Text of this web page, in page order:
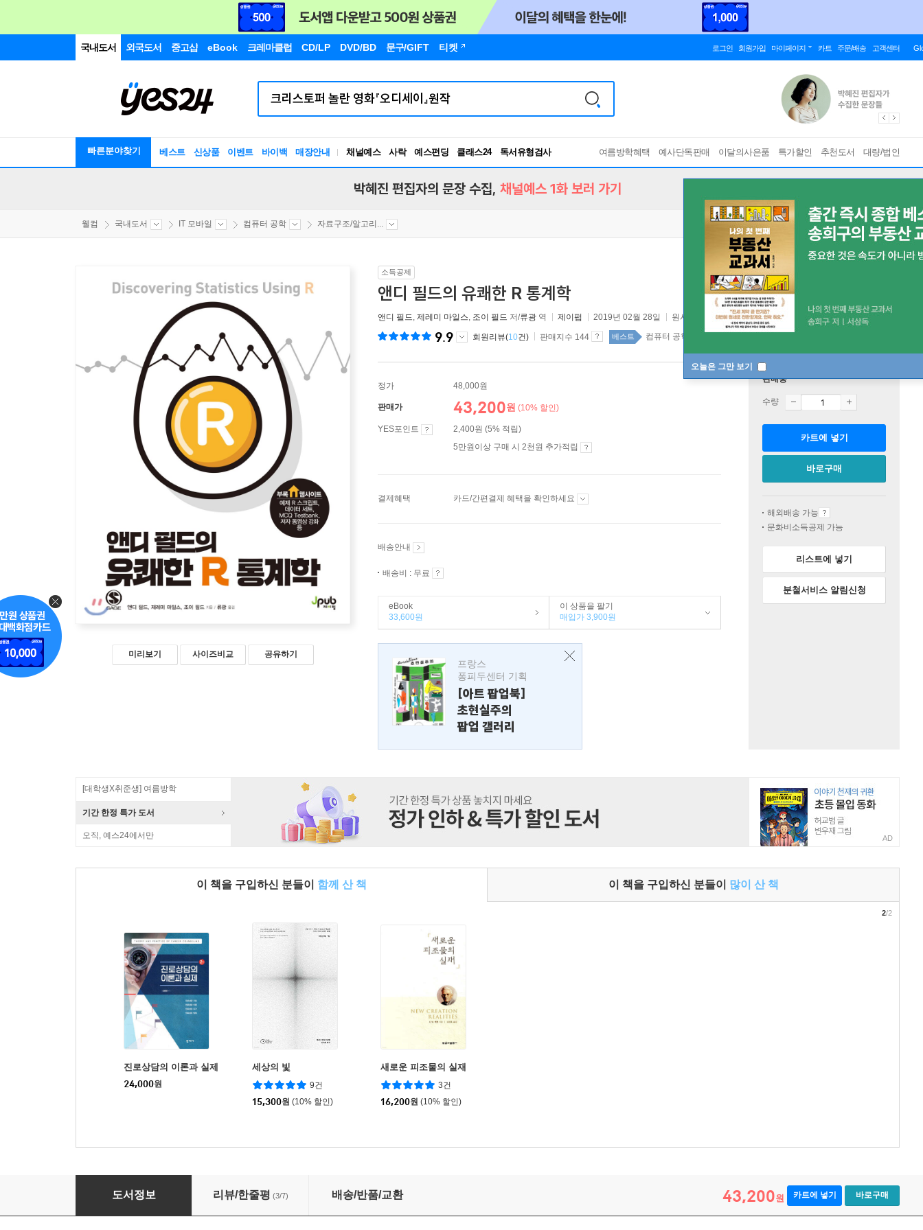
국내도서 외국도서 중고샵 eBook 크레마클럽 CD/LP DVD/BD 문구/GIFT 티켓 로그인 회원가입 마이페이지 카트 주문/배송 고객센터
빠른분야찾기 베스트 신상품 이벤트 바이백 매장안내 채널예스 사락 예스펀딩 클래스24
독서유형검사
RBTI Lab
여름방학혜택 예사단독판매 이달의사은품 특가할인 추천도서 대량/법인
오늘은 그만 보기
박혜진 편집자의 문장 수집, 채널예스 1화 보러 가기
웰컴 국내도서 IT 모바일 컴퓨터 공학 자료구조/알고리...
미리보기 사이즈비교 공유하기
소득공제
앤디 필드의 유쾌한 R 통계학
앤디 필드, 제레미 마일스, 조이 필드 저/류광 역 제이펍 2019년 02월 28일 원서 : Discovering Statistics Using R
9.9 회원리뷰(10건) 판매지수 144 베스트 컴퓨터 공학 top100 32주
정가 48,000원
판매가 43,200원 (10% 할인)
YES포인트
2,400원 (5% 적립)
5만원이상 구매 시 2천원 추가적립
결제혜택 카드/간편결제 혜택을 확인하세요
배송안내
배송비 : 무료
eBook
33,600원
이 상품을 팔기
매입가 3,900원
프랑스
퐁피두센터 기획
[아트 팝업북]
초현실주의
팝업 갤러리
판매중
수량
카트에 넣기
바로구매
해외배송 가능
문화비소득공제 가능
리스트에 넣기
분철서비스 알림신청
[대학생X취준생] 여름방학
기간 한정 특가 도서
오직, 예스24에서만 AD
이 책을 구입하신 분들이 함께 산 책 이 책을 구입하신 분들이 많이 산 책
진로상담의 이론과 실제
24,000원
세상의 빛
9건
15,300원 (10% 할인)
새로운 피조물의 실재
3건
16,200원 (10% 할인)
2/2
앤디 필드의 유쾌한 R 통계학
도서정보 리뷰/한줄평 (3/7) 배송/반품/교환 43,200원 카트에 넣기 바로구매